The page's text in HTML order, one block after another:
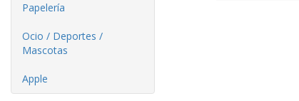
Papelería
Ocio / Deportes /
Mascotas
Apple